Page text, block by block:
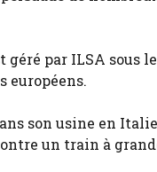
par ILSA sous
européens.
son usine en
un train à